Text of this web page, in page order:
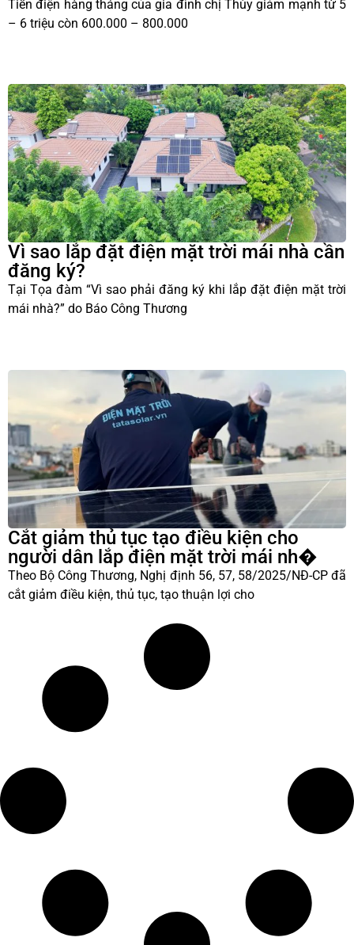
Tiền điện hàng tháng của gia đình chị Thùy giảm mạnh từ 5
– 6 triệu còn 600.000 – 800.000
Vì sao lắp đặt điện mặt trời mái nhà cần
đăng ký?
Tại Tọa đàm “Vì sao phải đăng ký khi lắp đặt điện mặt trời
mái nhà?” do Báo Công Thương
Cắt giảm thủ tục tạo điều kiện cho
người dân lắp điện mặt trời mái nh�
Theo Bộ Công Thương, Nghị định 56, 57, 58/2025/NĐ-CP đã
cắt giảm điều kiện, thủ tục, tạo thuận lợi cho